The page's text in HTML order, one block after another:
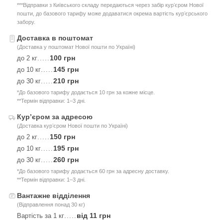
***Відправки з Київського складу передаються через забір курʼєром Нової
пошти, до базового тарифу може додаватися окрема вартість курʼєрського
забору.
Доставка в поштомат
(Доставка у поштомат Нової пошти по Україні)
до 2 кг..... 100 грн
до 10 кг..... 145 грн
до 30 кг.....210 грн
*До базового тарифу додається 10 грн за кожне місце.
**Термін відправки: 1–3 дні.
Курʼєром за адресою
(Доставка курʼєром Нової пошти по Україні)
до 2 кг..... 150 грн
до 10 кг..... 195 грн
до 30 кг.....260 грн
*До базового тарифу додається 60 грн за адресну доставку.
**Термін відправки: 1–3 дні.
Вантажне відділення
(Відправлення понад 30 кг)
Вартість за 1 кг..... від 11 грн